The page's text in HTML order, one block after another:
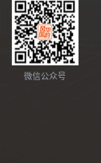
微信公众号